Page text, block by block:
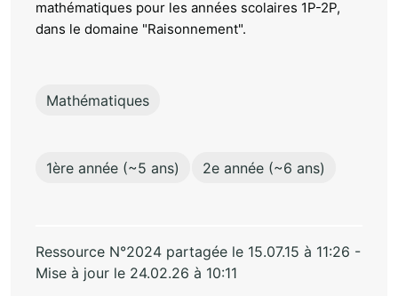
mathématiques pour les années scolaires 1P-2P,
dans le domaine "Raisonnement".
Mathématiques
1ère année (~5 ans) 2e année (~6 ans)
Ressource N°2024 partagée le 15.07.15 à 11:26 -
Mise à jour le 24.02.26 à 10:11